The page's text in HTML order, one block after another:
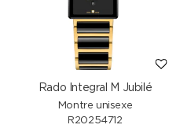
Rado Integral M Jubilé
Montre unisexe
R20254712